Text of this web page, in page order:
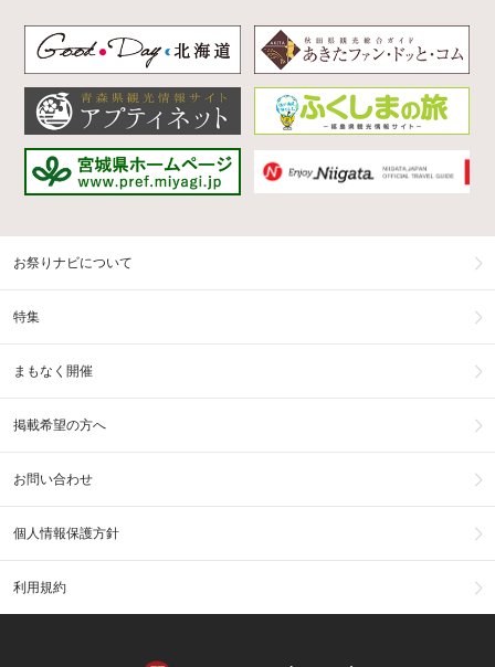
お祭りナビについて
特集
まもなく開催
掲載希望の方へ
お問い合わせ
個人情報保護方針
利用規約